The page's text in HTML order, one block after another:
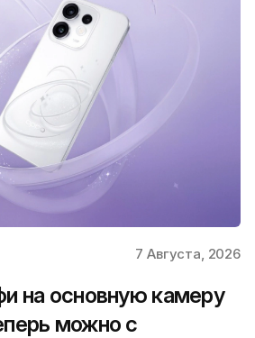
7 Августа, 2026
на основную камеру
можно с